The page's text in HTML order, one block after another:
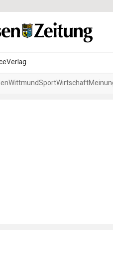
Verlag
WittmundSportWirtschaft